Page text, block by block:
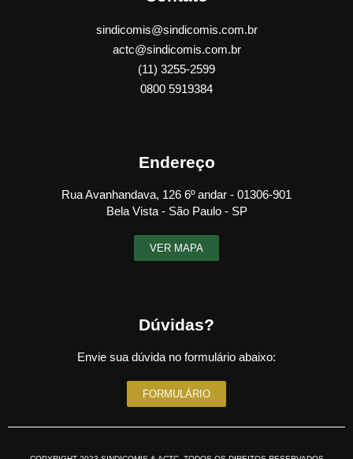
sindicomis@sindicomis.com.br
actc@sindicomis.com.br
(11) 3255-2599
0800 5919384
Endereço
Rua Avanhandava, 126 6º andar - 01306-901
Bela Vista - São Paulo - SP
VER MAPA
Dúvidas?
Envie sua dúvida no formulário abaixo:
FORMULÁRIO